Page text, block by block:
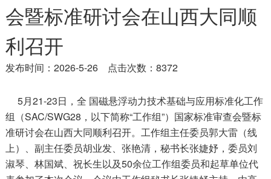
会暨标准研讨会在山西大同顺
利召开
发布时间：2026-5-26 点击次数：8372
5月21-23日，全 国磁悬浮动力技术基础与应用标准化工作
组（SAC/SWG28，以下简称“工作组”）国家标准审查会暨标
准研讨会在山西大同顺利召开。工作组主任委员郭大雷（线
上）、副主任委员胡业发、张艳清，秘书长张婕妤，委员刘
淑琴、林国斌、祝长生以及50余位工作组委员和起草单位代